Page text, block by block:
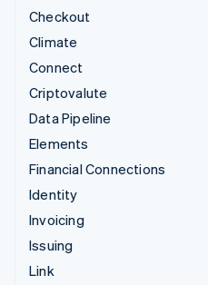
Checkout
Climate
Connect
Criptovalute
Data Pipeline
Elements
Financial Connections
Identity
Invoicing
Issuing
Link